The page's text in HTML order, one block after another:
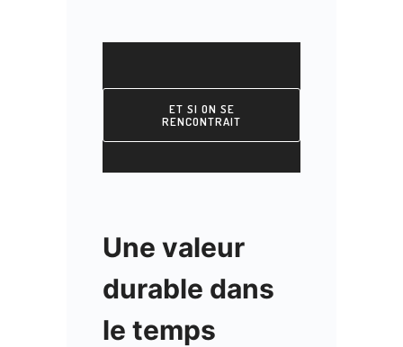
ET SI ON SE
RENCONTRAIT
Une valeur
durable dans
le temps